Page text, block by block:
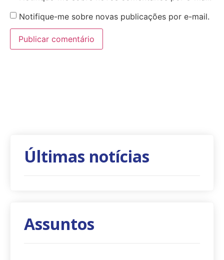
Notifique-me sobre novas publicações por e-mail.
Últimas notícias
Assuntos